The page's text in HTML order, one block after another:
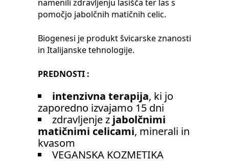
namenili zdravljenju lasišča ter las s
pomočjo jabolčnih matičnih celic.
Biogenesi je produkt švicarske znanosti
in Italijanske tehnologije.
PREDNOSTI :
intenzivna terapija, ki jo
zaporedno izvajamo 15 dni
zdravljenje z jabolčnimi
matičnimi celicami, minerali in
kvasom
VEGANSKA KOZMETIKA